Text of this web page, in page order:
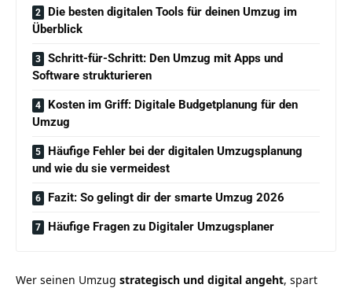
Die besten digitalen Tools für deinen Umzug im
Überblick
Schritt-für-Schritt: Den Umzug mit Apps und
Software strukturieren
Kosten im Griff: Digitale Budgetplanung für den
Umzug
Häufige Fehler bei der digitalen Umzugsplanung
und wie du sie vermeidest
Fazit: So gelingt dir der smarte Umzug 2026
Häufige Fragen zu Digitaler Umzugsplaner
Wer seinen Umzug strategisch und digital angeht, spart